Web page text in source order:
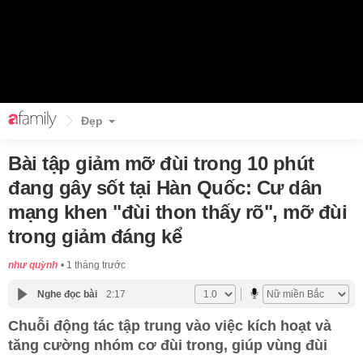
Đẹp
Bài tập giảm mỡ đùi trong 10 phút
đang gây sốt tại Hàn Quốc: Cư dân
mạng khen "đùi thon thấy rõ", mỡ đùi
trong giảm đáng kể
như quỳnh 1 tháng trước
Nghe đọc bài 2:17
Chuỗi động tác tập trung vào việc kích hoạt và
tăng cường nhóm cơ đùi trong, giúp vùng đùi